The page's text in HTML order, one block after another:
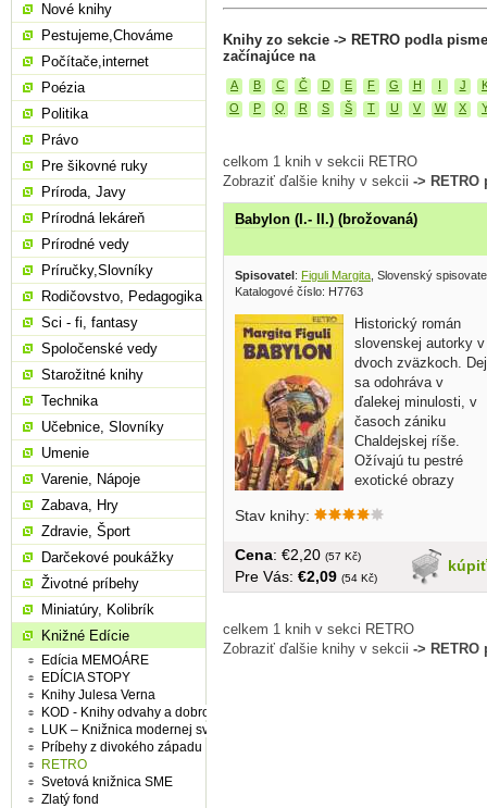
Knihy zo sekcie -> RETRO podla
začínajúce na
A B C Č D E F G H I J
O
P Q R S Š T U V W X
celkom 1 knih v sekcii RETRO
Zobraziť ďalšie knihy v sekcii -> RETRO
Babylon (I.- II.) (brožovaná)
Spisovatel: Figuli Margita , Slovenský
Katalogové číslo: H7763
Historický román
slovenskej autorky v
dvoch zväzkoch. Dej
sa odohráva v
ďalekej minulosti, v
časoch zániku
Chaldejskej ríše.
Ožívajú tu pestré
exotické obrazy
Stav knihy:
kúpiť
Cena: €2,20 (57 Kč)
Pre Vás: €2,09 (54 Kč)
celkem 1 knih v sekci RETRO
Zobraziť ďalšie knihy v sekcii -> RETRO
Nové knihy
Pestujeme,Chováme
Počítače,internet
Poézia
Politika
Právo
Pre šikovné ruky
Príroda, Javy
Prírodná lekáreň
Prírodné vedy
Príručky,Slovníky
Rodičovstvo, Pedagogika
Sci - fi, fantasy
Spoločenské vedy
Starožitné knihy
Technika
Učebnice, Slovníky
Umenie
Varenie, Nápoje
Zabava, Hry
Zdravie, Šport
Darčekové poukážky
Životné príbehy
Miniatúry, Kolibrík
Knižné Edície
Edícia MEMOÁRE
EDÍCIA STOPY
Knihy Julesa Verna
KOD - Knihy odvahy a dobrodružství
LUK – Knižnica modernej svetovej prózy
Príbehy z divokého západu
RETRO
Svetová knižnica SME
Zlatý fond